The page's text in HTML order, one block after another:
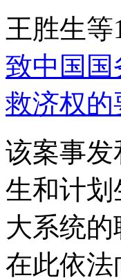
王胜生等
致中国
救济权的
该案事
生和计
大系统
在此依